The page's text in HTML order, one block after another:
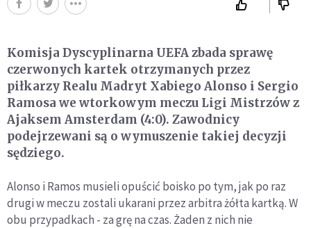
Komisja Dyscyplinarna UEFA zbada sprawę
czerwonych kartek otrzymanych przez
piłkarzy Realu Madryt Xabiego Alonso i Sergio
Ramosa we wtorkowym meczu Ligi Mistrzów z
Ajaksem Amsterdam (4:0). Zawodnicy
podejrzewani są o wymuszenie takiej decyzji
sędziego.
Alonso i Ramos musieli opuścić boisko po tym, jak po raz
drugi w meczu zostali ukarani przez arbitra żółta kartką. W
obu przypadkach - za grę na czas. Żaden z nich nie